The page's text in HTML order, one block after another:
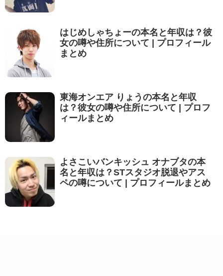
はじめしゃちょーの本名と年収は？彼
女の噂や住所について | プロフィール
まとめ
東海オンエア りょうの本名と年収
は？彼女の噂や住所について | プロフ
ィールまとめ
よさこいバンキッシュ オナブタの本
名と年収は？STスタジオ脱退やアス
ペの噂について | プロフィールまとめ